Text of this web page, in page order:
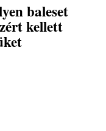
baleset
kellett